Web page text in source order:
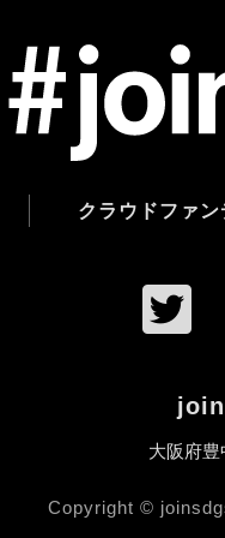
クラウドファ
大阪府
Copyright ©